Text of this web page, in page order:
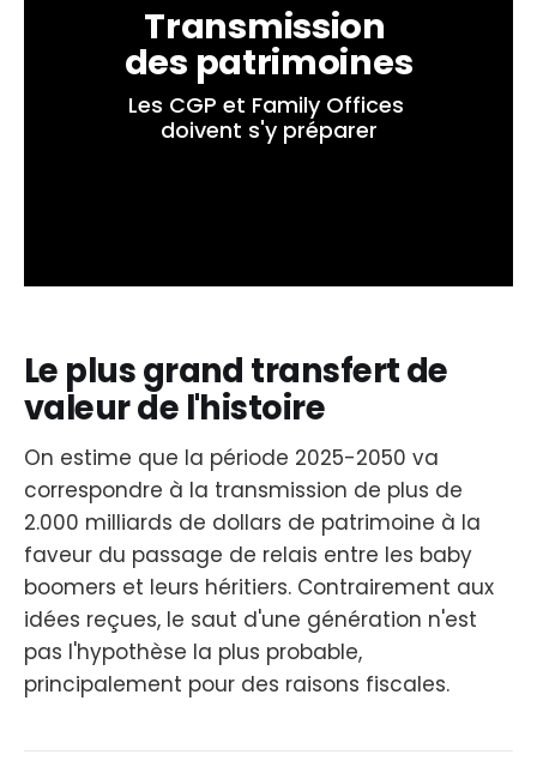
Transmission
des patrimoines
Les CGP et Family Offices
doivent s'y préparer
Le plus grand transfert de
valeur de l'histoire
On estime que la période 2025-2050 va
correspondre à la transmission de plus de
2.000 milliards de dollars de patrimoine à la
faveur du passage de relais entre les baby
boomers et leurs héritiers. Contrairement aux
idées reçues, le saut d'une génération n'est
pas l'hypothèse la plus probable,
principalement pour des raisons fiscales.